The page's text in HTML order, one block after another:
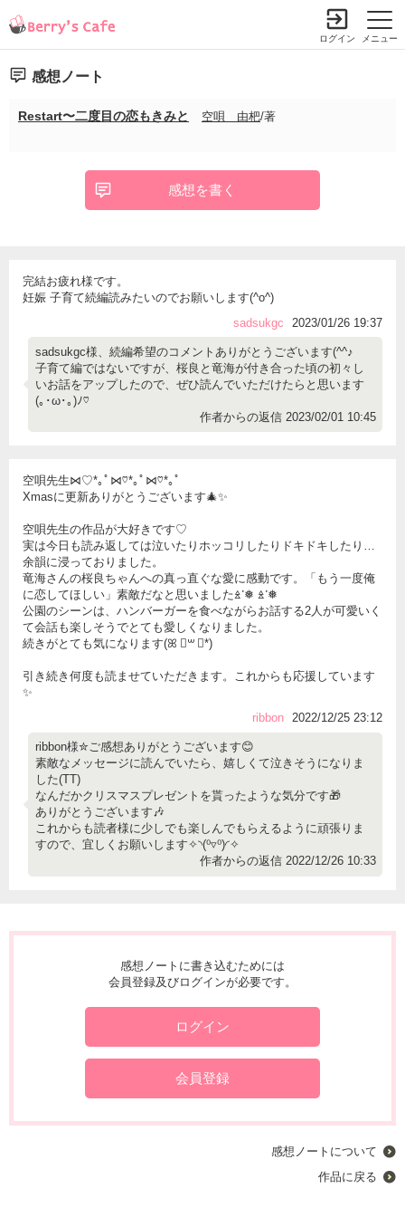
メニュー
ログイン
感想ノート
Restart〜二度目の恋もきみと 空唄 由杷/著
感想を書く
完結お疲れ様です。
妊娠 子育て続編読みたいのでお願いします(^o^)
sadsukgc
2023/01/26 19:37
sadsukgc様、続編希望のコメントありがとうございます(^^♪
子育て編ではないですが、桜良と竜海が付き合った頃の初々し
いお話をアップしたので、ぜひ読んでいただけたらと思います
(｡･ω･｡)ﾉ♡
作者からの返信 2023/02/01 10:45
空唄先生⋈♡*｡ﾟ⋈♡*｡ﾟ⋈♡*｡ﾟ
Xmasに更新ありがとうございます🎄✨
空唄先生の作品が大好きです♡
実は今日も読み返しては泣いたりホッコリしたりドキドキしたり…
余韻に浸っておりました。
竜海さんの桜良ちゃんへの真っ直ぐな愛に感動です。「もう一度俺
に恋してほしい」素敵だなと思いましたꊛᱸ❅ ꊛᱸ❅
公園のシーンは、ハンバーガーを食べながらお話する2人が可愛いく
て会話も楽しそうでとても愛しくなりました。
続きがとても気になります(ꕤ ॑꒳ ॑*)
引き続き何度も読ませていただきます。これからも応援しています
✨
ribbon
2022/12/25 23:12
ribbon様✮ご感想ありがとうございます😊
素敵なメッセージに読んでいたら、嬉しくて泣きそうになりま
した(TT)
なんだかクリスマスプレゼントを貰ったような気分です🎁
ありがとうございます🎶
これからも読者様に少しでも楽しんでもらえるように頑張りま
すので、宜しくお願いします✧⁠◝⁠(⁠⁰⁠▿⁠⁰⁠)⁠◜⁠✧
作者からの返信 2022/12/26 10:33
感想ノートに書き込むためには
会員登録及びログインが必要です。
ログイン
会員登録
感想ノートについて
作品に戻る